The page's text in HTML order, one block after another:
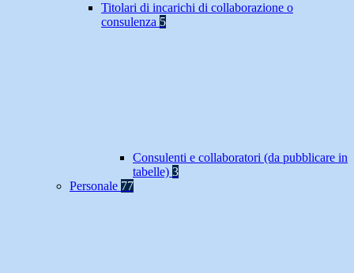
Titolari di incarichi di collaborazione o
consulenza 5
Consulenti e collaboratori (da pubblicare in
tabelle) 3
Personale 77